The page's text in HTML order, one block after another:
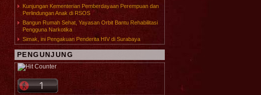
Kunjungan Kementerian Pemberdayaan Perempuan dan
Perlindungan Anak di RSOS
Bangun Rumah Sehat, Yayasan Orbit Bantu Rehabilitasi
Pengguna Narkotika
Simak, ini Pengakuan Penderita HIV di Surabaya
PENGUNJUNG